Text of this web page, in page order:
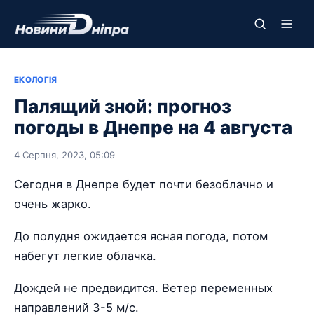
ЕКОЛОГІЯ
Палящий зной: прогноз
погоды в Днепре на 4 августа
4 Серпня, 2023, 05:09
Сегодня в Днепре будет почти безоблачно и
очень жарко.
До полудня ожидается ясная погода, потом
набегут легкие облачка.
Дождей не предвидится. Ветер переменных
направлений 3-5 м/с.